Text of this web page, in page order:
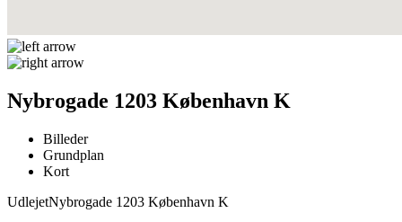
Nybrogade 1203 København K
Billeder
Grundplan
Kort
UdlejetNybrogade 1203 København K